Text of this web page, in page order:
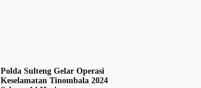
Polda Sulteng Gelar Operasi
Keselamatan Tinombala 2024